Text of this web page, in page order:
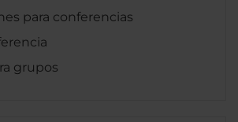
para conferencias
grupos